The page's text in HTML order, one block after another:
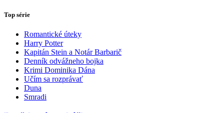
Top série
Romantické úteky
Harry Potter
Kapitán Stein a Notár Barbarič
Denník odvážneho bojka
Krimi Dominika Dána
Učím sa rozprávať
Duna
Smradi